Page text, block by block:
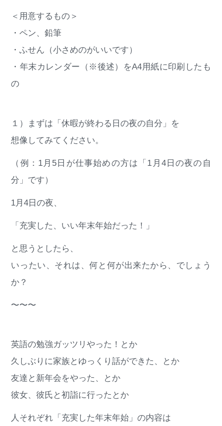
＜用意するもの＞
・ペン、鉛筆
・ふせん（小さめのがいいです）
・年末カレンダー（※後述）をA4用紙に印刷したも
の
１）まずは「休暇が終わる日の夜の自分」を
想像してみてください。
（例：1月5日が仕事始めの方は「1月4日の夜の自
分」です）
1月4日の夜、
「充実した、いい年末年始だった！」
と思うとしたら、
いったい、それは、何と何が出来たから、でしょう
か？
〜〜〜
英語の勉強ガッツリやった！とか
久しぶりに家族とゆっくり話ができた、とか
友達と新年会をやった、とか
彼女、彼氏と初詣に行ったとか
人それぞれ「充実した年末年始」の内容は